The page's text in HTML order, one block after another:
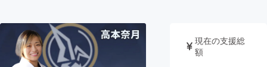
アート・写真 音楽
現在の支援総
額